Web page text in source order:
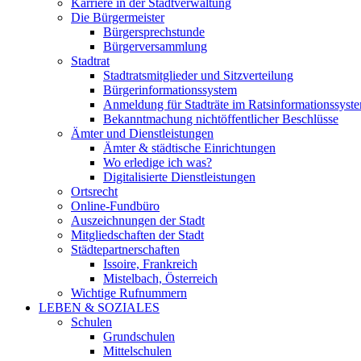
Karriere in der Stadtverwaltung
Die Bürgermeister
Bürgersprechstunde
Bürgerversammlung
Stadtrat
Stadtratsmitglieder und Sitzverteilung
Bürgerinformationssystem
Anmeldung für Stadträte im
Bekanntmachung nichtöffentlicher Beschlüsse
Ämter und Dienstleistungen
Ämter & städtische Einrichtungen
Wo erledige ich was?
Digitalisierte Dienstleistungen
Ortsrecht
Online-Fundbüro
Auszeichnungen der Stadt
Mitgliedschaften der Stadt
Städtepartnerschaften
Issoire, Frankreich
Mistelbach, Österreich
Wichtige Rufnummern
LEBEN & SOZIALES
Schulen
Grundschulen
Mittelschulen